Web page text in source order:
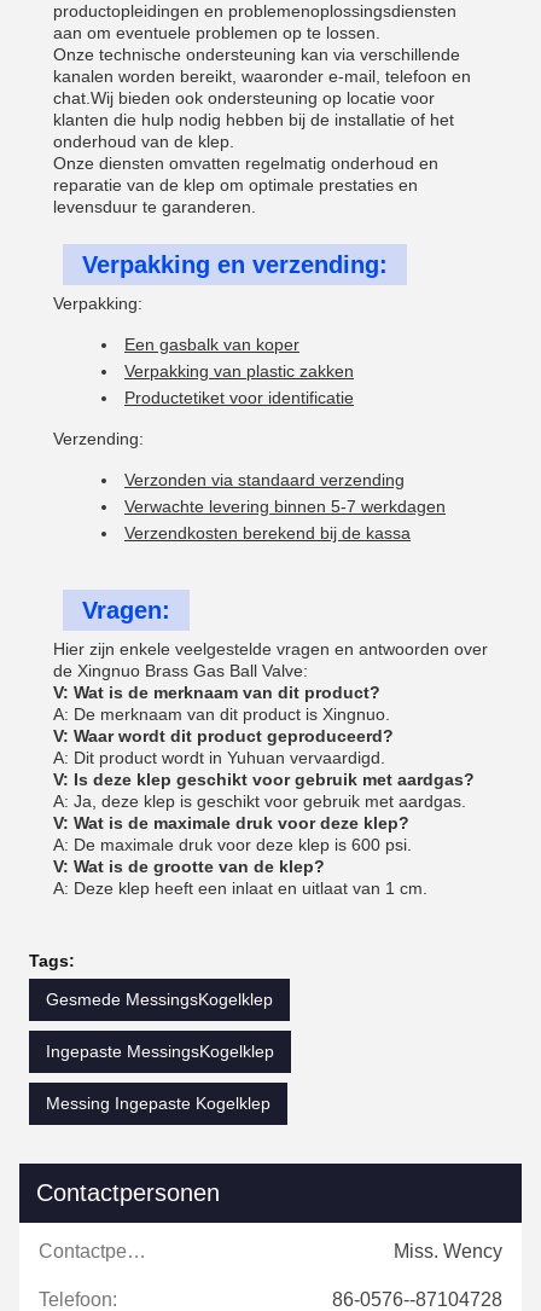
productopleidingen en problemenoplossingsdiensten
aan om eventuele problemen op te lossen.
Onze technische ondersteuning kan via verschillende
kanalen worden bereikt, waaronder e-mail, telefoon en
chat.Wij bieden ook ondersteuning op locatie voor
klanten die hulp nodig hebben bij de installatie of het
onderhoud van de klep.
Onze diensten omvatten regelmatig onderhoud en
reparatie van de klep om optimale prestaties en
levensduur te garanderen.
Verpakking en verzending:
Verpakking:
Een gasbalk van koper
Verpakking van plastic zakken
Productetiket voor identificatie
Verzending:
Verzonden via standaard verzending
Verwachte levering binnen 5-7 werkdagen
Verzendkosten berekend bij de kassa
Vragen:
Hier zijn enkele veelgestelde vragen en antwoorden over
de Xingnuo Brass Gas Ball Valve:
V: Wat is de merknaam van dit product?
A: De merknaam van dit product is Xingnuo.
V: Waar wordt dit product geproduceerd?
A: Dit product wordt in Yuhuan vervaardigd.
V: Is deze klep geschikt voor gebruik met aardgas?
A: Ja, deze klep is geschikt voor gebruik met aardgas.
V: Wat is de maximale druk voor deze klep?
A: De maximale druk voor deze klep is 600 psi.
V: Wat is de grootte van de klep?
A: Deze klep heeft een inlaat en uitlaat van 1 cm.
Tags:
Gesmede MessingsKogelklep
Ingepaste MessingsKogelklep
Messing Ingepaste Kogelklep
Contactpersonen
Contactpersonen: Miss. Wency
Telefoon: 86-0576--87104728